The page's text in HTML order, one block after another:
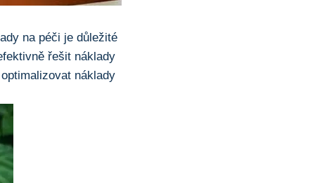
na péči je důležité
řešit náklady
náklady